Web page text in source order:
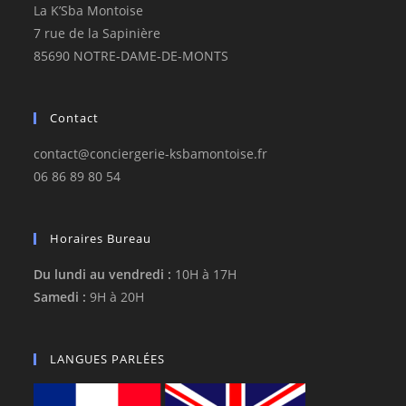
La K’Sba Montoise
7 rue de la Sapinière
85690 NOTRE-DAME-DE-MONTS
Contact
contact@conciergerie-ksbamontoise.fr
06 86 89 80 54
Horaires Bureau
Du lundi au vendredi : 10H à 17H
Samedi : 9H à 20H
LANGUES PARLÉES